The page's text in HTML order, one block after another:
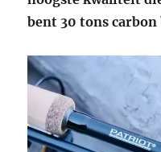
bent 30 tons